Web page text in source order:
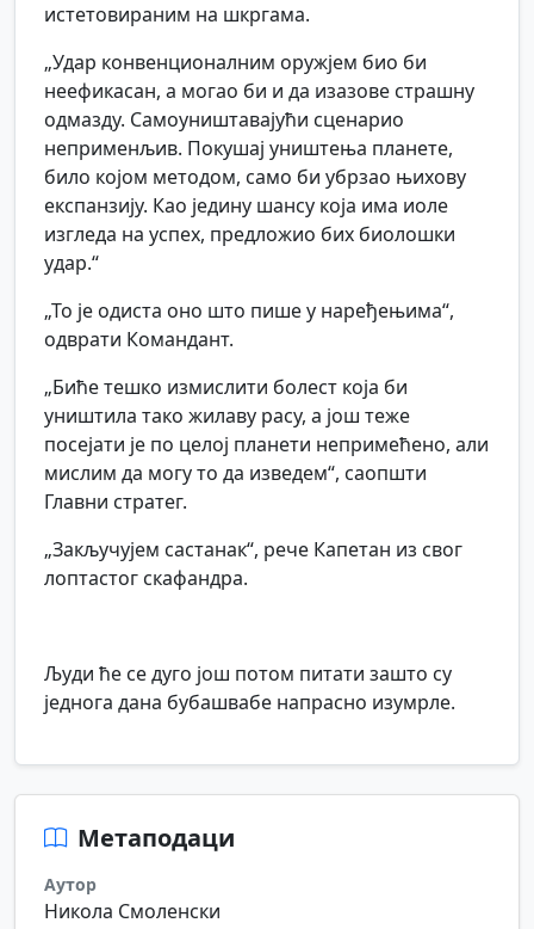
истетовираним на шкргама.
„Удар конвенционалним оружјем био би
неефикасан, а могао би и да изазове страшну
одмазду. Самоуништавајући сценарио
неприменљив. Покушај уништења планете,
било којом методом, само би убрзао њихову
експанзију. Као једину шансу која има иоле
изгледа на успех, предложио бих биолошки
удар.“
„То је одиста оно што пише у наређењима“,
одврати Командант.
„Биће тешко измислити болест која би
уништила тако жилаву расу, а још теже
посејати је по целој планети непримећено, али
мислим да могу то да изведем“, саопшти
Главни стратег.
„Закључујем састанак“, рече Капетан из свог
лоптастог скафандра.
Људи ће се дуго још потом питати зашто су
једнога дана бубашвабе напрасно изумрле.
Метаподаци
Аутор
Никола Смоленски